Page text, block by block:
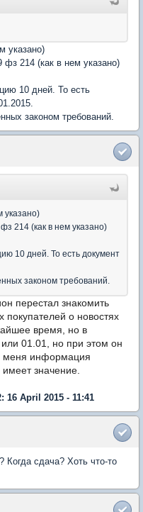
указано)
фз 214 (как в нем указано)
10 дней. То есть
законом требований.
указано)
214 (как в нем указано)
10 дней. То есть документ
законом требований.
перестал знакомить
о новостях
время, но в
01.01, но при этом он
меня информация
значение.
16 April 2015 - 11:41
Когда сдача? Хоть что-то